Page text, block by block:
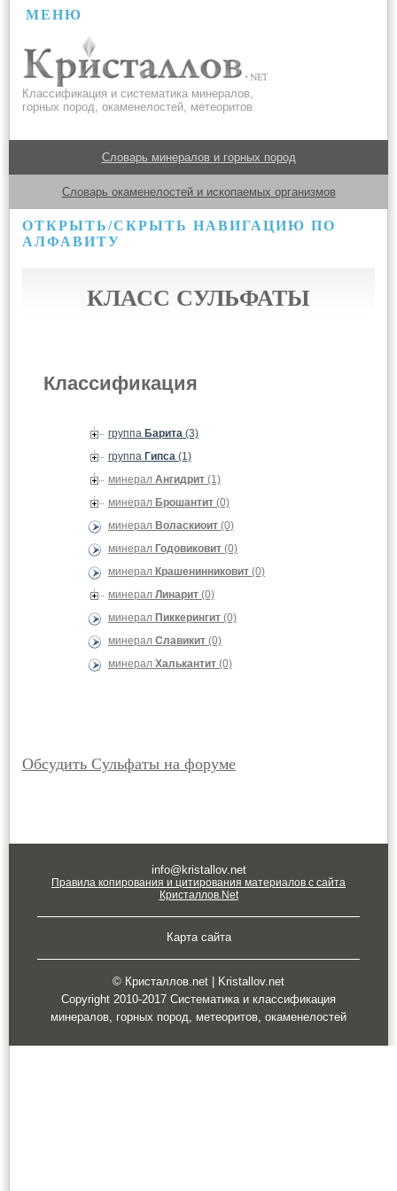
МЕНЮ
Классификация и систематика минералов,
горных пород, окаменелостей, метеоритов
Словарь минералов и горных пород
Словарь окаменелостей и ископаемых организмов
ОТКРЫТЬ/СКРЫТЬ НАВИГАЦИЮ ПО
АЛФАВИТУ
КЛАСС СУЛЬФАТЫ
Классификация
группа Барита (3)
группа Гипса (1)
минерал Ангидрит (1)
минерал Брошантит (0)
минерал Воласкиоит (0)
минерал Годовиковит (0)
минерал Крашенинниковит (0)
минерал Линарит (0)
минерал Пиккерингит (0)
минерал Славикит (0)
минерал Халькантит (0)
Обсудить Сульфаты на форуме
info@kristallov.net
Правила копирования и цитирования материалов с сайта
Кристаллов.Net
Карта сайта
© Кристаллов.net | Kristallov.net
Copyright 2010-2017 Систематика и классификация
минералов, горных пород, метеоритов, окаменелостей